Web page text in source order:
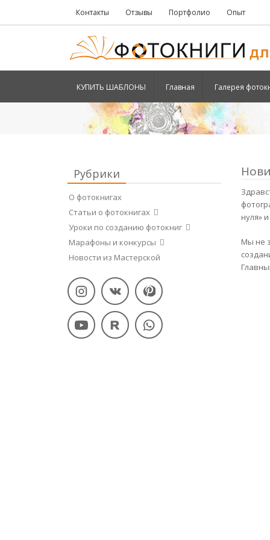
Контакты Отзывы Портфолио Опыт
КУПИТЬ ШАБЛОНЫ Главная Галерея
Рубрики
О фотокнигах
Статьи о фотокнигах
Уроки по созданию фотокниг
Марафоны и конкурсы
Новости из Мастерской
нуля»
Мы не